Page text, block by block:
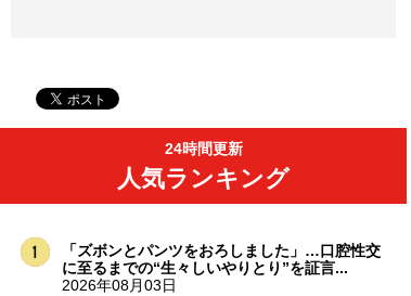
24時間更新
人気ランキング
「ズボンとパンツをおろしました」…口腔性交
に至るまでの“生々しいやりとり”を証言...
2026年08月03日